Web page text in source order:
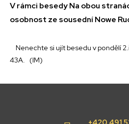
V rámci besedy Na obou
osobnost ze sousední Nowe
Nenechte si ujít besedu v pondělí
43A. (IM)